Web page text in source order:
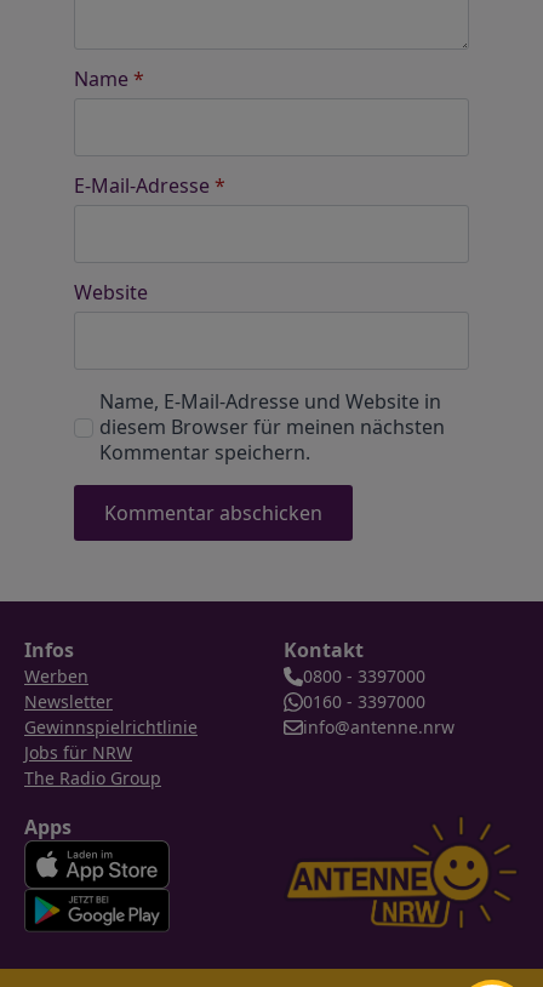
Name *
E-Mail-Adresse *
Website
Name, E-Mail-Adresse und Website in
diesem Browser für meinen nächsten
Kommentar speichern.
Infos
Werben
Newsletter
Gewinnspielrichtlinie
Jobs für NRW
The Radio Group
Kontakt
0800 - 3397000
0160 - 3397000
info@antenne.nrw
Apps